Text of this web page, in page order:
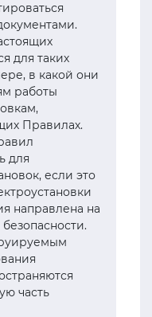
для таких
в какой они
работы
Правилах.
для
если это
направлена на
часть